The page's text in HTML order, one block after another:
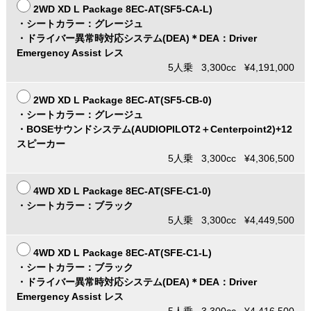
2WD XD L Package 8EC-AT(SF5-CA-L)
・シートカラー：グレージュ
・ドライバー異常時対応システム(DEA)＊DEA：Driver
Emergency Assist レス
5人乗 3,300cc ¥4,191,000
2WD XD L Package 8EC-AT(SF5-CB-0)
・シートカラー：グレージュ
・BOSEサウンドシステム(AUDIOPILOT2＋Centerpoint2)+12
スピーカー
5人乗 3,300cc ¥4,306,500
4WD XD L Package 8EC-AT(SFE-C1-0)
・シートカラー：ブラック
5人乗 3,300cc ¥4,449,500
4WD XD L Package 8EC-AT(SFE-C1-L)
・シートカラー：ブラック
・ドライバー異常時対応システム(DEA)＊DEA：Driver
Emergency Assist レス